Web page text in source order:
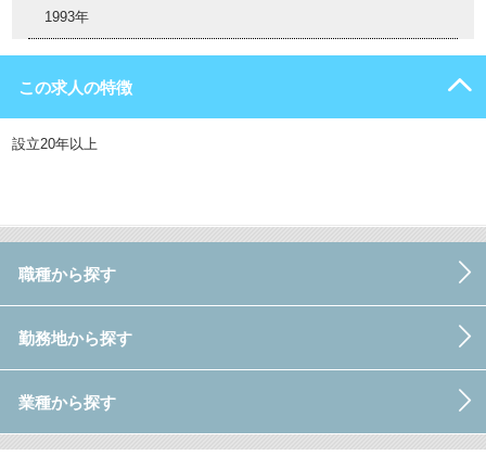
1993年
この求人の特徴
設立20年以上
職種から探す
勤務地から探す
業種から探す